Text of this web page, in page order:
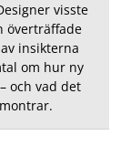
visste
överträffade
insikterna
om hur ny
och vad det